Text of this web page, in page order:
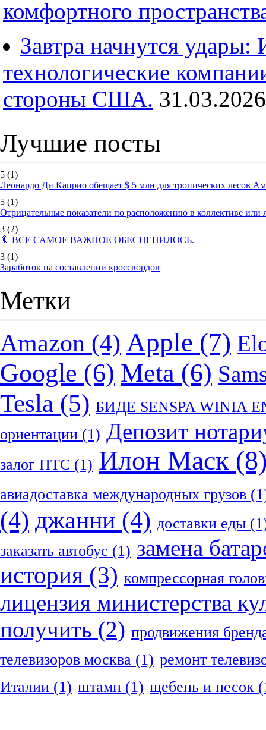
комфортного
Завтра начнутся
технологические
стороны США. 31.03.2026
Лучшие посты
5 (1)
Леонардо Ди Каприо обещает $ 5 млн для тропических лесов
5 (1)
Отрицательные показатели по расположению в коллективе
3 (2)
🔖 ВСЕ САМОЕ ВАЖНОЕ ОБЕСЦЕНИЛОСЬ.
3 (1)
Заработок на составлении кроссвордов
Метки
Amazon (4) Apple (7)
Google (6) Meta (6)
Tesla (5) БИДЕ SENSPA WINIA
ориентации (1) Депозит
залог ПТС (1) Илон Маск
авиадоставка международных грузов
(4) джанни (4) доставки еды
заказать автобус (1) замена
история (3) компрессорная
лицензия министерства
получить (2) продвижения
телевизоров москва (1) ремонт
Италии (1) штамп (1) щебень и песок